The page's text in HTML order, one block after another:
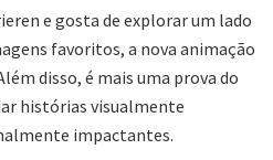
e gosta de explorar um lado
favoritos, a nova animação
disso, é mais uma prova do
histórias visualmente
impactantes.